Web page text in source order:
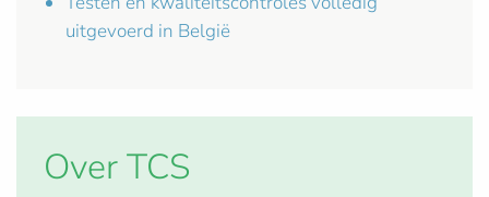
uitgevoerd in België
Over TCS